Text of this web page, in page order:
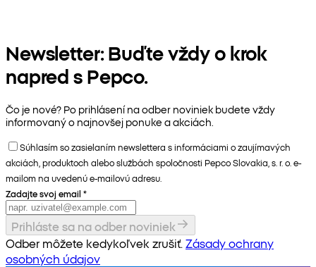
Newsletter: Buďte vždy o krok
napred s Pepco.
Čo je nové? Po prihlásení na odber noviniek budete vždy
informovaný o najnovšej ponuke a akciách.
Súhlasím so zasielaním newslettera s informáciami o zaujímavých
akciách, produktoch alebo službách spoločnosti Pepco Slovakia, s. r. o. e-
mailom na uvedenú e-mailovú adresu.
Zadajte svoj email *
Prihláste sa na odber noviniek
Odber môžete kedykoľvek zrušiť. Zásady ochrany
osobných údajov